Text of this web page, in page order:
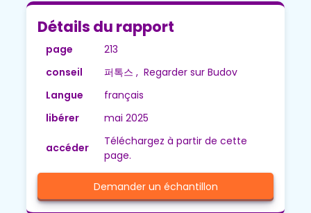
Détails du rapport
page
213
conseil
퍼톡스 , Regarder sur Budov
Langue
français
libérer
mai 2025
accéder
Téléchargez à partir de cette
page.
Demander un échantillon